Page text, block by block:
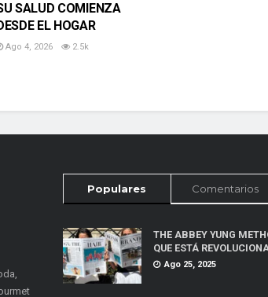
SALUD COMIENZA
EL HOGAR
Ago 4, 2026 2.5k
Populares Comentarios
THE ABBEY YUNG
QUE ESTÁ
Ago 25, 2025